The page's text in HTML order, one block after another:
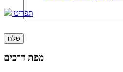
תפריט
מפת דרכים